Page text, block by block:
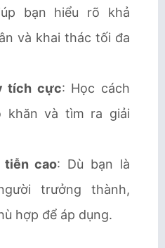
bạn hiểu rõ khả
và khai thác tối đa
tích cực: Học cách
khăn và tìm ra giải
cao: Dù bạn là
trưởng thành,
hợp để áp dụng.